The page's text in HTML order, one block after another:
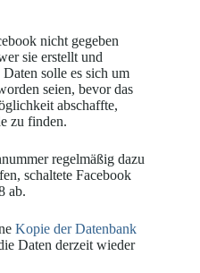
nicht gegeben
sie erstellt und
solle es sich um
seien, bevor das
abschaffte,
zu finden.
regelmäßig dazu
schaltete Facebook
ab.
Kopie der Datenbank
Daten derzeit wieder